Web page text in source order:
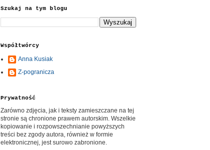
Szukaj na tym blogu
Współtwórcy
Anna Kusiak
Z-pogranicza
Prywatność
Zarówno zdjęcia, jak i teksty zamieszczane na tej
stronie są chronione prawem autorskim. Wszelkie
kopiowanie i rozpowszechnianie powyższych
treści bez zgody autora, również w formie
elektronicznej, jest surowo zabronione.